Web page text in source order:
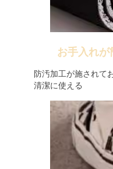
お手入れが
防汚加工が施されて
清潔に使える